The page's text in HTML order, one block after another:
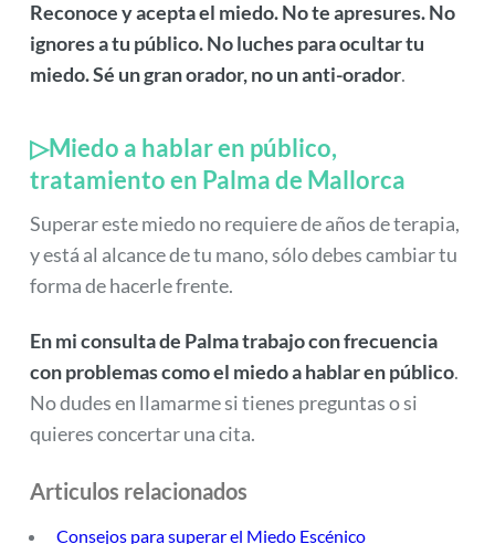
Reconoce y acepta el miedo. No te apresures. No
ignores a tu público. No luches para ocultar tu
miedo. Sé un gran orador, no un anti-orador.
▷Miedo a hablar en público,
tratamiento en Palma de Mallorca
Superar este miedo no requiere de años de terapia,
y está al alcance de tu mano, sólo debes cambiar tu
forma de hacerle frente.
En mi consulta de Palma trabajo con frecuencia
con problemas como el miedo a hablar en público.
No dudes en llamarme si tienes preguntas o si
quieres concertar una cita.
Articulos relacionados
Consejos para superar el Miedo Escénico